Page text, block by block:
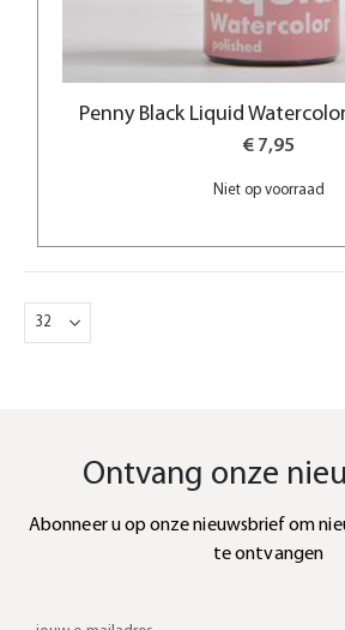
Penny Black Liquid
€ 7,95
Niet op voorraad
Ontvang onze
Abonneer u op onze nieuwsbrief om
te ontvangen